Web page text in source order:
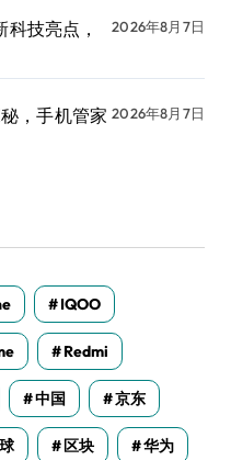
技亮点，
2026年8月7日
，手机管家 2026年8月7日
IQOO
Redmi
中国 京东
区块 华为